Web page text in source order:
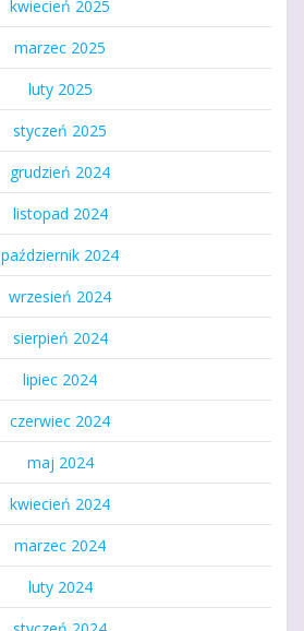
kwiecień 2025
marzec 2025
luty 2025
styczeń 2025
grudzień 2024
listopad 2024
październik 2024
wrzesień 2024
sierpień 2024
lipiec 2024
czerwiec 2024
maj 2024
kwiecień 2024
marzec 2024
luty 2024